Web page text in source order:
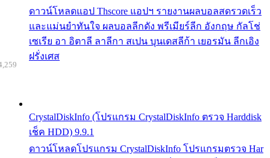
ดาวน์โหลดแอป Thscore แอปฯ รายงานผลบอลสดรวดเร็ว
และแม่นยำทันใจ ผลบอลลีกดัง พรีเมียร์ลีก อังกฤษ กัลโช่
เซเรีย อา อิตาลี ลาลีกา สเปน บุนเดสลีก้า เยอรมัน ลีกเอิง
ฝรั่งเศส
CrystalDiskInfo (โปรแกรม CrystalDiskInfo ตรวจ Harddisk
เช็ค HDD) 9.9.1
ดาวน์โหลดโปรแกรม CrystalDiskInfo โปรแกรมตรวจ Har